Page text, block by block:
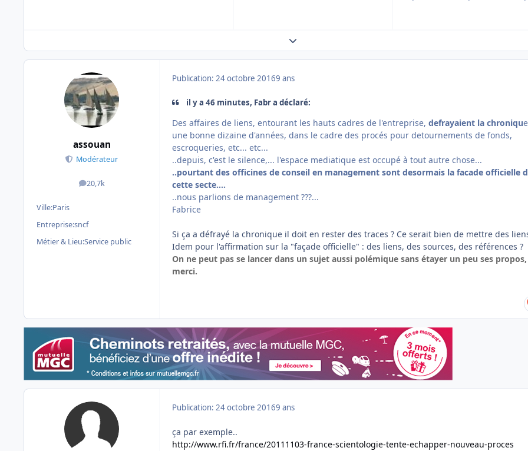
Expand topic overview
assouan
Modérateur
20,7k
messages
Ville:Paris
Entreprise:sncf
Métier & Lieu:Service public
Publication: 24 octobre 20169 ans
il y a 46 minutes, Fabr a déclaré:
Des affaires de liens, entourant les hauts cadres de l'entreprise, defrayaient la chroniqu
une bonne dizaine d'années, dans le cadre des procés pour detournements de fonds,
escroqueries, etc... etc...
..depuis, c'est le silence,... l'espace mediatique est occupé à tout autre chose...
..pourtant des officines de conseil en management sont desormais la facade officielle
cette secte....
..nous parlions de management ???...
Fabrice
Si ça a défrayé la chronique il doit en rester des traces ? Ce serait bien de mettre des
Idem pour l'affirmation sur la "façade officielle" : des liens, des sources, des références ?
On ne peut pas se lancer dans un sujet aussi polémique sans étayer un peu ses propos,
merci.
Publication: 24 octobre 20169 ans
ça par exemple..
http://www.rfi.fr/france/20111103-france-scientologie-tente-echapper-nouveau-proces